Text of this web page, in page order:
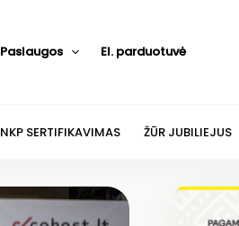
Paslaugos El. parduotuvė
NKP SERTIFIKAVIMAS ŽŪR JUBILIEJUS